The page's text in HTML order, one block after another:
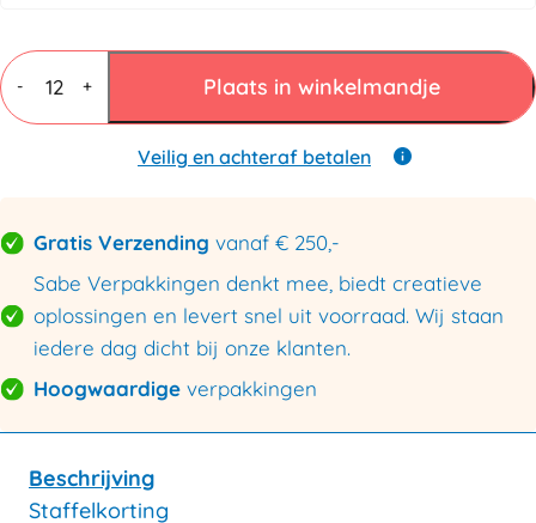
-
Papieren
Plakband
70mmx200mtr
Bruin
+ Plaats in winkelmandje
Veilig en achteraf betalen
Gratis Verzending vanaf € 250,-
Sabe Verpakkingen denkt mee, biedt creatieve
oplossingen en levert snel uit voorraad. Wij staan
iedere dag dicht bij onze klanten.
Hoogwaardige verpakkingen
Beschrijving
Staffelkorting